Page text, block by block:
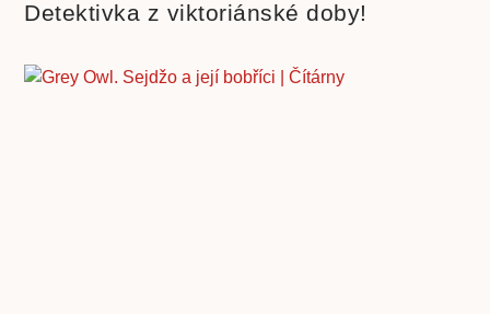
Detektivka z viktoriánské doby!